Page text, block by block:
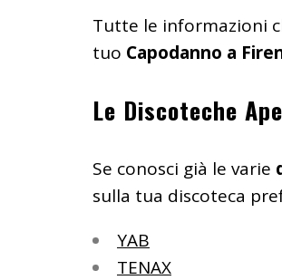
Tutte le informazioni
tuo Capodanno a
Le Discoteche
Se conosci già le varie
sulla tua discoteca
YAB
TENAX